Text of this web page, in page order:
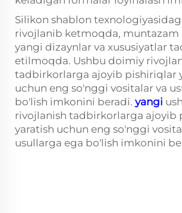
Silikon shablon
rivojlanib ketmoqda, muntazam
yangi dizaynlar va xususiyatlar
etilmoqda. Ushbu doimiy
tadbirkorlarga ajoyib pishiriqlar
uchun eng so'nggi vositalar va
bo'lish imkonini beradi. yangi
rivojlanish tadbirkorlarga ajoyib
yaratish uchun eng so'nggi
usullarga ega bo'lish imkonini